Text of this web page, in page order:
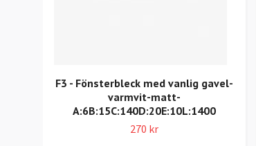
F3 - Fönsterbleck med vanlig gavel-
varmvit-matt-
A:6B:15C:140D:20E:10L:1400
270 kr